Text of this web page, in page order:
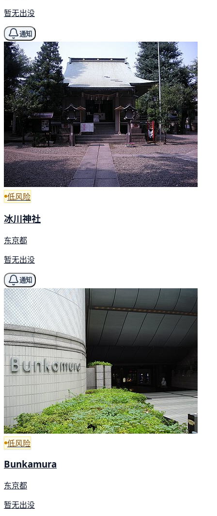
暂无出没
通知
低风险
冰川神社
东京都
暂无出没
通知
低风险
Bunkamura
东京都
暂无出没